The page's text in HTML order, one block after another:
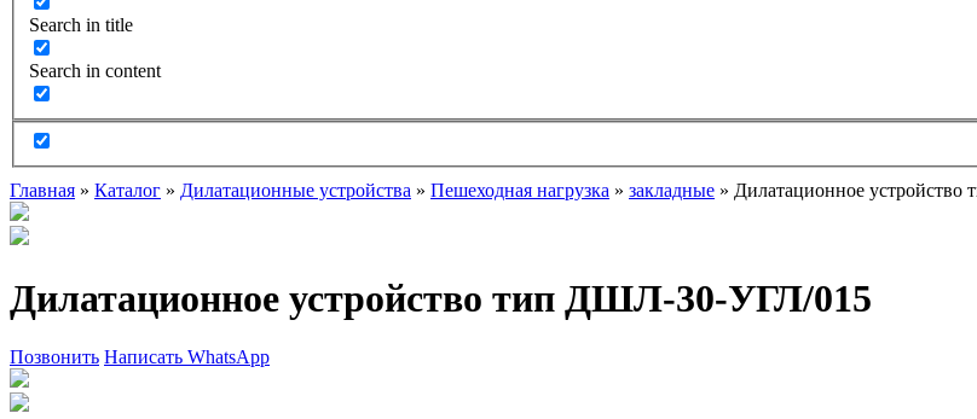
Search in title
Search in content
Главная » Каталог » Дилатационные устройства » Пешеходная нагрузка » закладные » Дилатационное
Дилатационное устройство тип ДШЛ-30-УГЛ/015
Позвонить Написать WhatsApp